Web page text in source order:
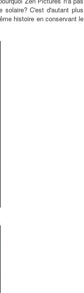
solaire? C'est d'autant plus
histoire en conservant le